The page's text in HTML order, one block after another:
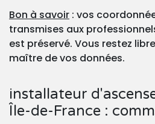
Bon à savoir : vos
transmises aux
est préservé. Vous restez
maître de vos données.
installateur
Île-de-France :